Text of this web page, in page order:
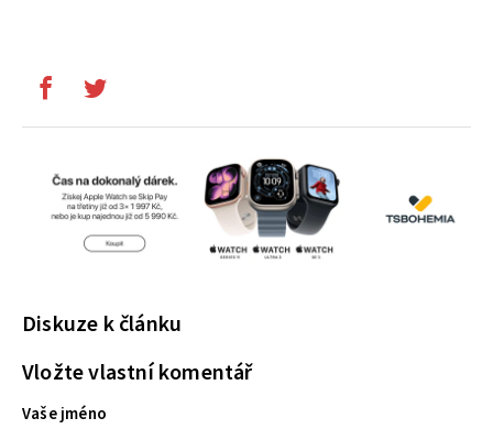
Diskuze k článku
Vložte vlastní komentář
Vaše jméno